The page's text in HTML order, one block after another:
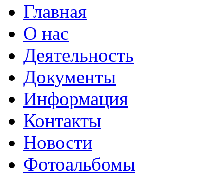
Главная
О нас
Деятельность
Документы
Информация
Контакты
Новости
Фотоальбомы